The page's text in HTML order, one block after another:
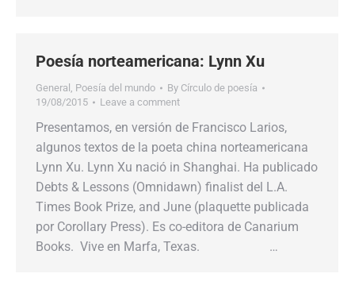
Poesía norteamericana: Lynn Xu
General , Poesía del mundo By Círculo de poesía
19/08/2015
Leave a comment
Presentamos, en versión de Francisco Larios,
algunos textos de la poeta china norteamericana
Lynn Xu. Lynn Xu nació in Shanghai. Ha publicado
Debts & Lessons (Omnidawn) finalist del L.A.
Times Book Prize, and June (plaquette publicada
por Corollary Press). Es co-editora de Canarium
Books. Vive en Marfa, Texas. …